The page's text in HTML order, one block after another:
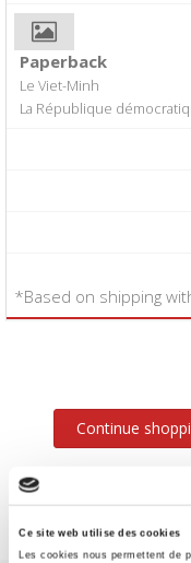
Ce site web utilise des cookies
Les cookies nous permettent de
Paperback
Le Viet-Minh
La République
*Based on shipping
Continue